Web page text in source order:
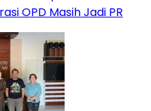
OPD Masih Jadi PR